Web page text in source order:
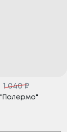
1 040₽